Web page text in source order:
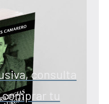
consulta
tu